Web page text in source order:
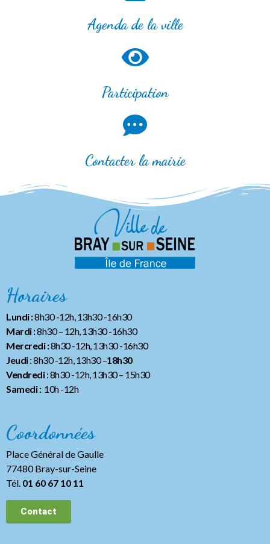
Agenda de la ville
Participation
Contacter la mairie
Horaires
Lundi :8h30 -12h, 13h30 -16h30
Mardi :8h30 – 12h, 13h30 -16h30
Mercredi :8h30 -12h, 13h30 -16h30
Jeudi: 8h30 -12h, 13h30 –18h30
Vendredi: 8h30 -12h, 13h30– 15h30
Samedi :10h -12h
Coordonnées
Place Général de Gaulle
77480 Bray-sur-Seine
Tél. 01 60 67 10 11
Contact